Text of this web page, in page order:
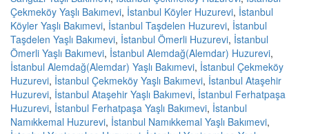
Çekmeköy Yaşlı Bakımevi, İstanbul Köyler Huzurevi, İstanbul
Köyler Yaşlı Bakımevi, İstanbul Taşdelen Huzurevi, İstanbul
Taşdelen Yaşlı Bakımevi, İstanbul Ömerli Huzurevi, İstanbul
Ömerli Yaşlı Bakımevi, İstanbul Alemdağ(Alemdar) Huzurevi,
İstanbul Alemdağ(Alemdar) Yaşlı Bakımevi, İstanbul Çekmeköy
Huzurevi, İstanbul Çekmeköy Yaşlı Bakımevi, İstanbul Ataşehir
Huzurevi, İstanbul Ataşehir Yaşlı Bakımevi, İstanbul Ferhatpaşa
Huzurevi, İstanbul Ferhatpaşa Yaşlı Bakımevi, İstanbul
Namıkkemal Huzurevi, İstanbul Namıkkemal Yaşlı Bakımevi,